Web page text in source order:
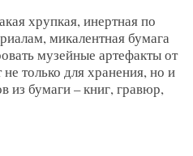
хрупкая, инертная по
микалентная бумага
музейные артефакты от
только для хранения, но и
из бумаги – книг, гравюр,